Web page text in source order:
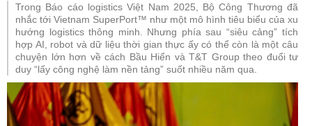
Trong Báo cáo logistics Việt Nam 2025, Bộ Công Thương đã
nhắc tới Vietnam SuperPort™ như một mô hình tiêu biểu của xu
hướng logistics thông minh. Nhưng phía sau “siêu cảng” tích
hợp AI, robot và dữ liệu thời gian thực ấy có thể còn là một câu
chuyện lớn hơn về cách Bầu Hiển và T&T Group theo đuổi tư
duy “lấy công nghệ làm nền tảng” suốt nhiều năm qua.